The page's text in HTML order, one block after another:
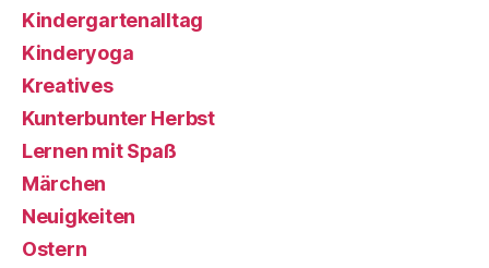
Kindergartenalltag
Kinderyoga
Kreatives
Kunterbunter Herbst
Lernen mit Spaß
Märchen
Neuigkeiten
Ostern